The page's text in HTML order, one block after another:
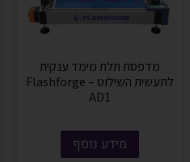
מדפסת תלת מימד ענקית
לתעשית השילוט – Flashforge
AD1
מידע נוסף